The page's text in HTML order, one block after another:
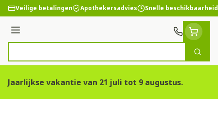
Ga naar de inhoud
Veilige betalingen Apothekersadvies Snelle beschikbaarheid
Menu
Zoek
Jaarlijkse vakantie van 21 juli tot 9 augustus.